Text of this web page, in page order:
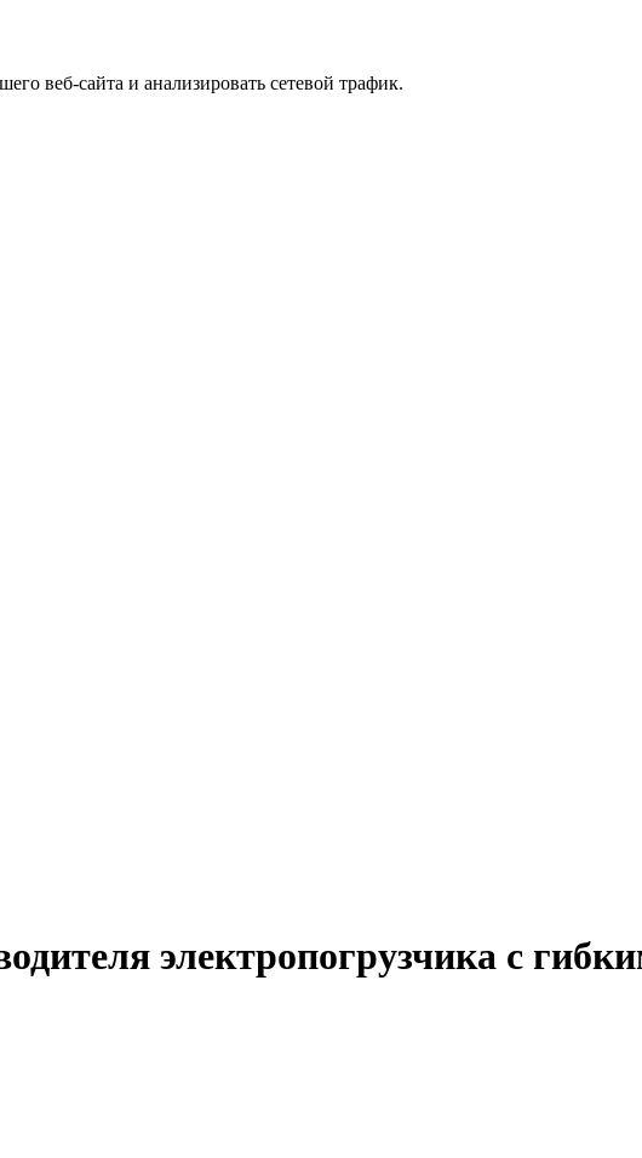
веб-сайта и анализировать сетевой трафик.
электропогрузчика с